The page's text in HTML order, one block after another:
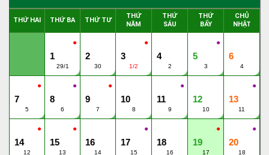
THỨ HAI THỨ BA THỨ TƯ
THỨ
NĂM
THỨ
SÁU
THỨ
BẨY
CHỦ
NHẬT
●
1
29/1
2
30
●
3
1/2
4
2
●
5
3
6
4
●
7
5
●
8
6
●
9
7
10
8
●
11
9
12
10
●
13
11
●
14
12
●
15
13
16
14
●
17
15
18
16
●
19
17
●
20
18